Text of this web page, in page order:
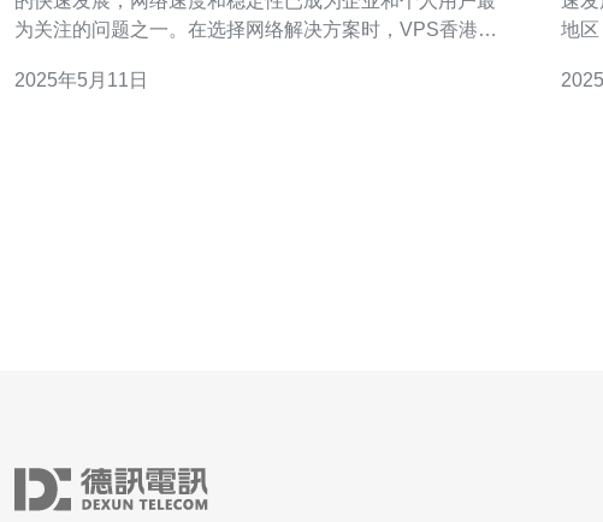
为关注的问题之一。在选择网络解决方案时，VPS香港
备受青睐。 VPS是Virtual Private Server的缩写，即虚拟
2025年5月11日
地
络是